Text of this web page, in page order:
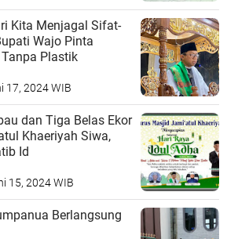
Kita Menjagal Sifat-
Wajo Pinta
Plastik
17, 2024 WIB
dan Tiga Belas Ekor
Khaeriyah Siwa,
Id
15, 2024 WIB
Berlangsung